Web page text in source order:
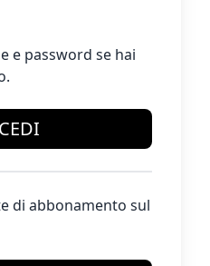
e password se hai
di abbonamento sul